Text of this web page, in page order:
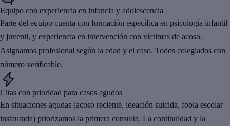
Equipo con experiencia en infancia y adolescencia
Parte del equipo cuenta con formación específica en psicología infantil
y juvenil, y experiencia en intervención con víctimas de acoso.
Asignamos profesional según la edad y el caso. Todos colegiados con
número verificable.
Citas con prioridad para casos agudos
En situaciones agudas (acoso reciente, ideación suicida, fobia escolar
instaurada) priorizamos la primera consulta. La continuidad y la